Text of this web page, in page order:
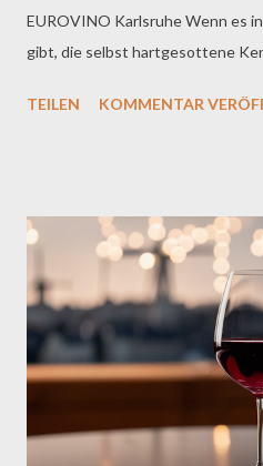
EUROVINO Karlsruhe Wenn es
gibt, die selbst hartgesottene
Marqués del Hueco Rosado fällt
Sommeliers wurden neugierig,
Namen und Bezugsquelle. Der
Rosé, der nicht nur technisch auf
sondern dabei auch Emotionen
– und eine meisterliche Balance
zurückhaltendem Restzucker .
ist kein Wein, der laut schreit. Er
dem man gebannt lauscht. ...
TEILEN KOMMENTAR